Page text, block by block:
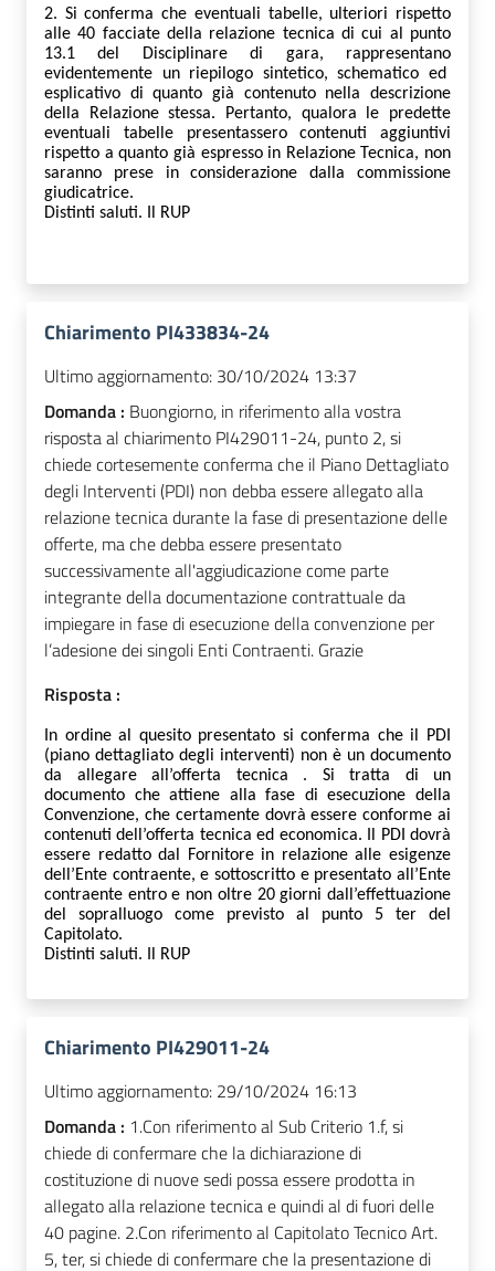
2. Si conferma che eventuali tabelle, ulteriori rispetto
alle 40 facciate della relazione tecnica di cui al punto
13.1 del Disciplinare di gara, rappresentano
evidentemente un riepilogo sintetico, schematico ed
esplicativo di quanto già contenuto nella descrizione
della Relazione stessa.
Pertanto, qualora
le predette
eventuali tabelle presentasserocontenuti aggiuntivi
rispetto a quanto già espresso in Relazione Tecnica, non
saranno prese in considerazione dalla commissione
giudicatrice.
Distinti saluti. Il RUP
Chiarimento PI433834-24
Ultimo aggiornamento: 30/10/2024 13:37
Domanda : Buongiorno, in riferimento alla vostra
risposta al chiarimento PI429011-24, punto 2, si
chiede cortesemente conferma che il Piano Dettagliato
degli Interventi (PDI) non debba essere allegato alla
relazione tecnica durante la fase di presentazione delle
offerte, ma che debba essere presentato
successivamente all'aggiudicazione come parte
integrante della documentazione contrattuale da
impiegare in fase di esecuzione della convenzione per
l’adesione dei singoli Enti Contraenti. Grazie
Risposta :
In ordine al quesito presentato si conferma che il PDI
(piano dettagliato degli interventi) non è un documento
da allegare all’offerta tecnica . Si tratta di un
documento che attiene alla fase di esecuzione della
Convenzione, che certamente dovrà essere conforme ai
contenuti dell’offerta tecnica ed economica. Il PDI dovrà
essere redatto dal Fornitore in relazione alle esigenze
dell’Ente contraente,e sottoscritto e presentato all’Ente
contraente entro e non oltre 20 giorni dall’effettuazione
del sopralluogo come previsto al punto 5 ter del
Capitolato.
Distinti saluti. Il RUP
Chiarimento PI429011-24
Ultimo aggiornamento: 29/10/2024 16:13
Domanda : 1.Con riferimento al Sub Criterio 1.f, si
chiede di confermare che la dichiarazione di
costituzione di nuove sedi possa essere prodotta in
allegato alla relazione tecnica e quindi al di fuori delle
40 pagine. 2.Con riferimento al Capitolato Tecnico Art.
5, ter, si chiede di confermare che la presentazione di